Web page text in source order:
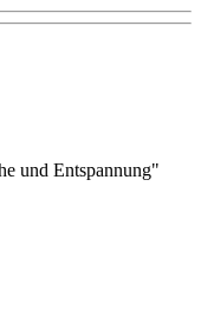
und Entspannung"